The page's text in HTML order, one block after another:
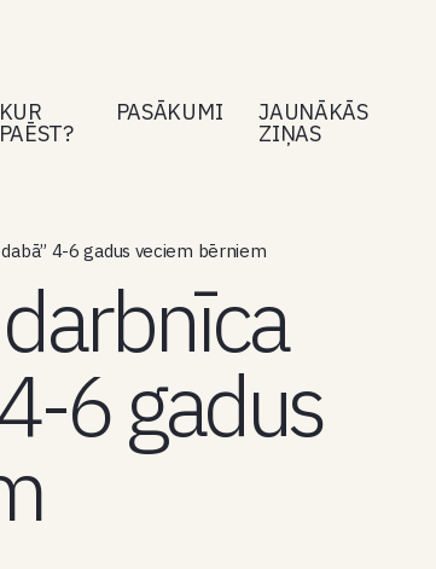
KUR
PAĒST?
PASĀKUMI JAUNĀKĀS
ZIŅAS
4-6 gadus veciem bērniem
6 gadus